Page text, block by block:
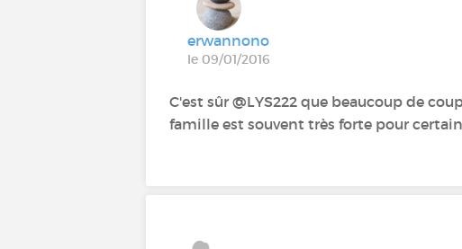
erwannono
le 09/01/2016
C'est sûr @LYS222 que beaucoup de
famille est souvent très forte pour